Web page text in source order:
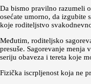
Da bismo pravilno razumeli
osećate umorno, da izgubite
koje roditeljstvo
Međutim, roditeljsko
presuše. Sagorevanje menja
seriju obaveza i tereta koje
Fizička iscrpljenost koja ne